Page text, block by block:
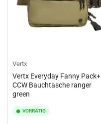
Vertx
Vertx Everyday Fanny Pack+
CCW Bauchtasche ranger
green
VORRÄTIG